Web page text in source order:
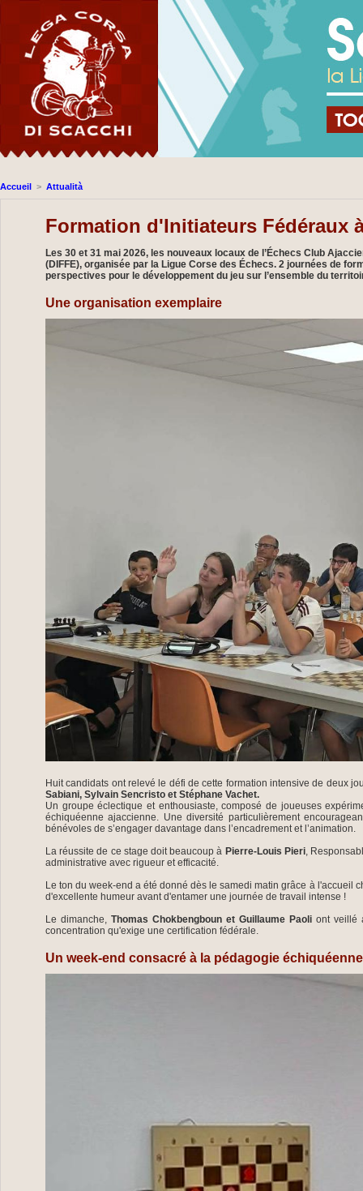
Accueil > Attualità
Formation d'Initiateurs Fédéraux
Les 30 et 31 mai 2026, les nouveaux locaux de l’Échecs Club
(DIFFE), organisée par la Ligue Corse des Échecs. 2 journées de
perspectives pour le développement du jeu sur l’ensemble du
Une organisation exemplaire
Huit candidats ont relevé le défi de cette formation intensive de deux
Sabiani, Sylvain Sencristo et Stéphane Vachet.
Un groupe éclectique et enthousiaste, composé de joueuses
échiquéenne ajaccienne. Une diversité particulièrement
bénévoles de s’engager davantage dans l’encadrement et l’animation.
La réussite de ce stage doit beaucoup à Pierre-Louis Pieri,
administrative avec rigueur et efficacité.
Le ton du week-end a été donné dès le samedi matin grâce à l'accueil
d'excellente humeur avant d'entamer une journée de travail intense !
Le dimanche,Thomas Chokbengboun et Guillaume Paoli ont veillé
concentration qu'exige une certification fédérale.
Un week-end consacré à la pédagogie échiquéenne